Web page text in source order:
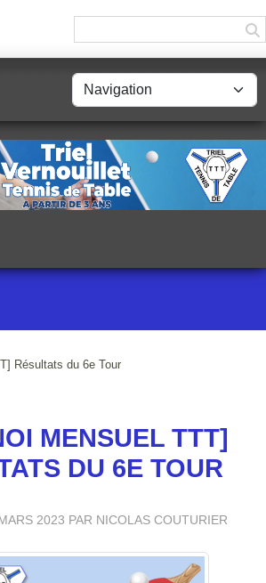
Résultats du 6e Tour
MENSUEL TTT]
DU 6E TOUR
2023 PAR NICOLAS COUTURIER